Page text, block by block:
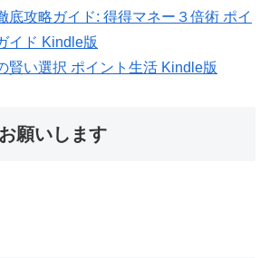
底攻略ガイド: 得得マネー３倍術 ポイ
イド Kindle版
賢い選択 ポイント生活 Kindle版
願いします